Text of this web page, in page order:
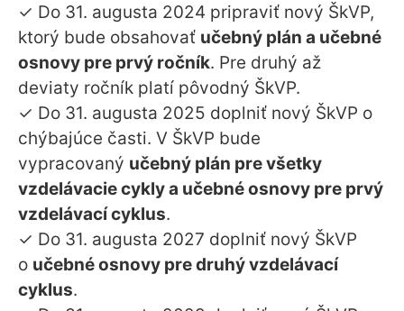
✓ Do 31. augusta 2024 pripraviť nový ŠkVP,
ktorý bude obsahovať učebný plán a učebné
osnovy pre prvý ročník. Pre druhý až
deviaty ročník platí pôvodný ŠkVP.
✓ Do 31. augusta 2025 doplniť nový ŠkVP o
chýbajúce časti. V ŠkVP bude
vypracovaný učebný plán pre všetky
vzdelávacie cykly a učebné osnovy pre prvý
vzdelávací cyklus.
✓ Do 31. augusta 2027 doplniť nový ŠkVP
o učebné osnovy pre druhý vzdelávací
cyklus.